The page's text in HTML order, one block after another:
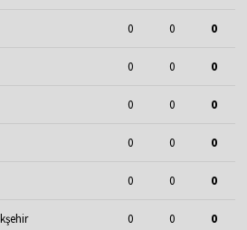
0 0 0
0 0 0
0 0 0
0 0 0
0 0 0
0 0 0